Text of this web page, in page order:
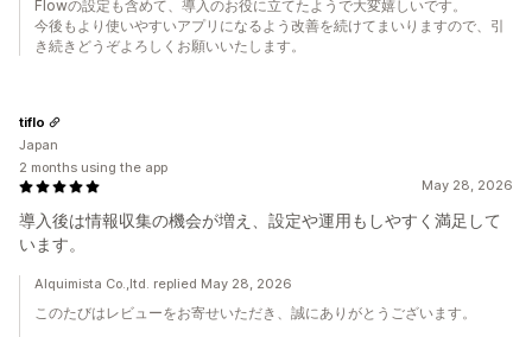
Flowの設定も含めて、導入のお役に立てたようで大変嬉しいです。
今後もより使いやすいアプリになるよう改善を続けてまいりますので、引
き続きどうぞよろしくお願いいたします。
May 28, 2026
導入後は情報収集の機会が増え、設定や運用もしやすく満足して
います。
tiflo
Japan
2 months using the app
Alquimista Co.,ltd. replied May 28, 2026
このたびはレビューをお寄せいただき、誠にありがとうございます。